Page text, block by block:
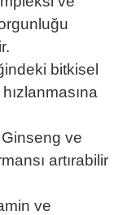
bitkisel
Ginseng ve
artırabilir
ve